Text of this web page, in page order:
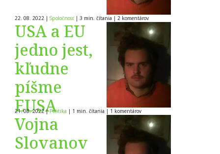
22. 08. 2022 | Spoločnosť | 3 min. čítania | 2 komentárov
USA a EU
jedno jest,
kľudne
píšme
EUSA
21. 08. 2022| Politika | 1 min. čítania | 1 komentárov
Vojna
Slovanov